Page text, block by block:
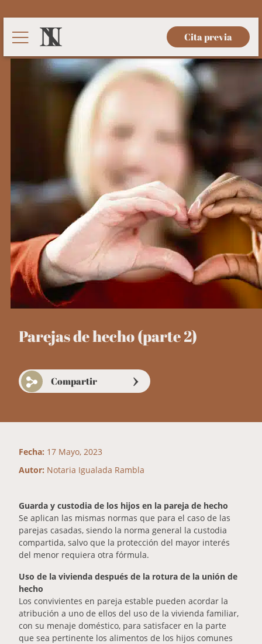
Cita previa
Parejas de hecho (parte 2)
Compartir
Fecha: 17 Mayo, 2023
Autor: Notaria Igualada Rambla
Guarda y custodia de los hijos en la pareja de hecho
Se aplican las mismas normas que para el caso de las
parejas casadas, siendo la norma general la custodia
compartida, salvo que la protección del mayor interés
del menor requiera otra fórmula.
Uso de la vivienda después de la rotura de la unión de
hecho
Los convivientes en pareja estable pueden acordar la
atribución a uno de ellos del uso de la vivienda familiar,
con su menaje doméstico, para satisfacer en la parte
que sea pertinente los alimentos de los hijos comunes